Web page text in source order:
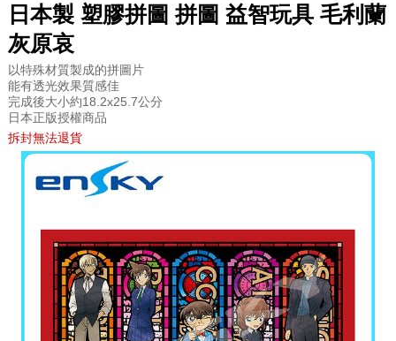
日本製 塑膠拼圖 拼圖 益智玩具 毛利蘭
灰原哀
以特殊材質製成的拼圖片
能有透光效果質感佳
完成後大小約18.2x25.7公分
日本正版授權商品
拆封無法退貨